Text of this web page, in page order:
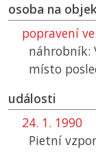
osoba na
popravení
náhrobník:
místo
události
24. 1. 1990
Pietní